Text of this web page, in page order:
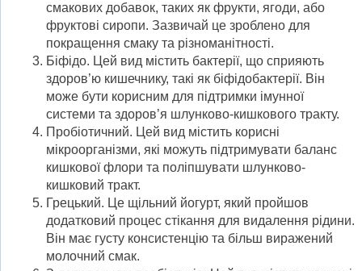
смакових добавок, таких як фрукти, ягоди, або
фруктові сиропи. Зазвичай це зроблено для
покращення смаку та різноманітності.
Біфідо. Цей вид містить бактерії, що сприяють
здоров’ю кишечнику, такі як біфідобактерії. Він
може бути корисним для підтримки імунної
системи та здоров’я шлунково-кишкового тракту.
Пробіотичний. Цей вид містить корисні
мікроорганізми, які можуть підтримувати баланс
кишкової флори та поліпшувати шлунково-
кишковий тракт.
Грецький. Це щільний йогурт, який пройшов
додатковий процес стікання для видалення рідини.
Він має густу консистенцію та більш виражений
молочний смак.